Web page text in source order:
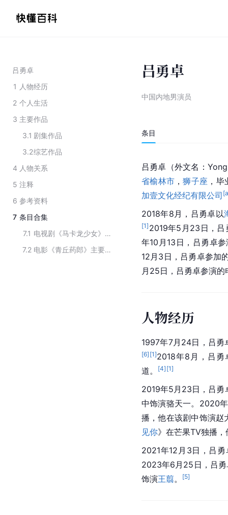
吕勇卓
1 人物经历
2 个人生活
3 主要作品
3.1 剧集作品
3.2综艺作品
4 人物关系
5 注释
6 参考资料
7 条目合集
7.1
电视剧《马卡龙少女》的主要演员
7.2
电影《青丘药郎》主要演职人员
吕勇卓
中国内地男演员
条目
吕勇卓（外文名：
省榆林市 ，狮子座 ，
加壹文化经纪有限公司
2018年8月，吕勇卓以
[1] 2019年5月23日，吕
年10月13日，吕勇卓
12月3日，吕勇卓参加
月25日，吕勇卓参演的
人物经历
1997年7月24日，吕勇
[6] [1]2018年8月，吕勇
道。
[4] [1]
2019年5月23日，吕勇
中饰演骆天一。2020
播，他在该剧中饰演赵
见你》在芒果TV独播
2021年12月3日，吕
2023年6月25日，吕
饰演王翦。 [5]